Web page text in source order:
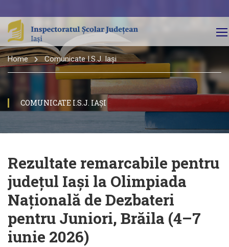
Home Comunicate I.S.J. Iași
COMUNICATE I.S.J. IAȘI
Rezultate remarcabile pentru
județul Iași la Olimpiada
Națională de Dezbateri
pentru Juniori, Brăila (4–7
iunie 2026)